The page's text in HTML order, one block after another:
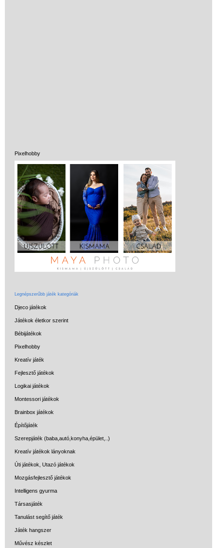
Pixelhobby
Legnépszerűbb játék kategóriák
Djeco játékok
Játékok életkor szerint
Bébijátékok
Pixelhobby
Kreatív játék
Fejlesztő játékok
Logikai játékok
Montessori játékok
Brainbox játékok
Építőjáték
Szerepjáték (baba,autó,konyha,épület,..)
Kreatív játékok lányoknak
Úti játékok, Utazó játékok
Mozgásfejlesztő játékok
Intelligens gyurma
Társasjáték
Tanulást segítő játék
Játék hangszer
Művész készlet